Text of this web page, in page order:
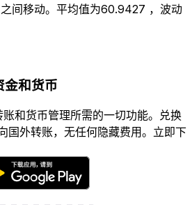
间移动。平均值为60.9427 ，波动
金和货币
和货币管理所需的一切功能。兑换
国外转账，无任何隐藏费用。立即下